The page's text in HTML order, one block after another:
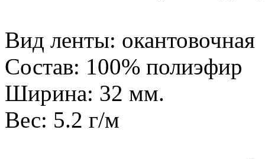
Вид ленты: окантовочная
Состав: 100% полиэфир
Ширина: 32 мм.
Вес: 5.2 г/м